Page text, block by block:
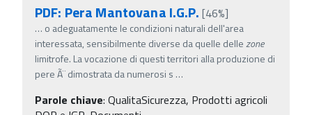
PDF: Pera Mantovana I.G.P. [46%]
… o adeguatamente le condizioni naturali dell'area
interessata, sensibilmente diverse da quelle dellezone
limitrofe. La vocazione di questi territori alla produzione di
pere Ã¨ dimostrata da numerosi s …
Parole chiave: QualitaSicurezza, Prodotti agricoli